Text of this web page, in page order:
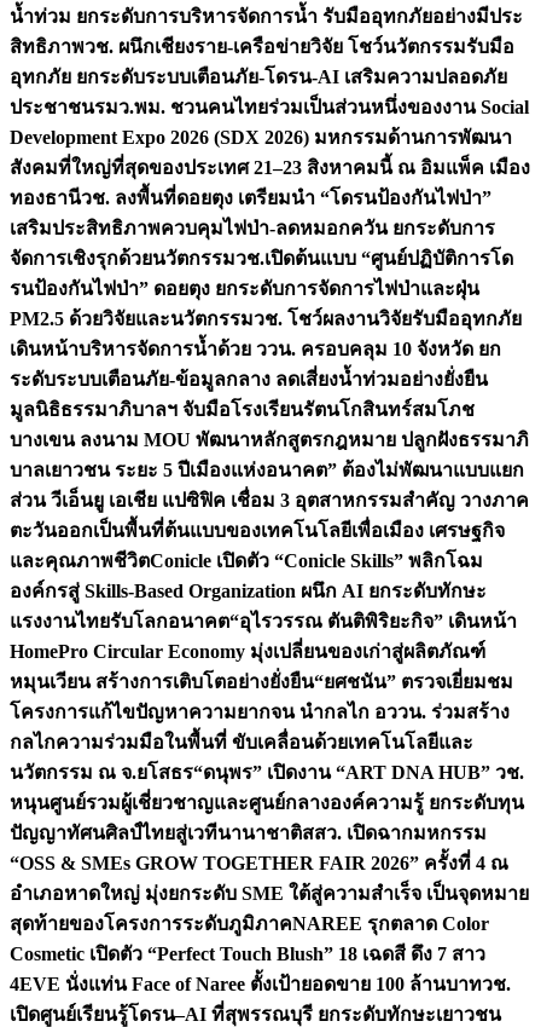
น้ำท่วม ยกระดับการบริหารจัดการน้ำ รับมืออุทกภัยอย่างมีประ
สิทธิภาพวช. ผนึกเชียงราย-เครือข่ายวิจัย โชว์นวัตกรรมรับมือ
อุทกภัย ยกระดับระบบเตือนภัย-โดรน-AI เสริมความปลอดภัย
ประชาชนรมว.พม. ชวนคนไทยร่วมเป็นส่วนหนึ่งของงาน Social
Development Expo 2026 (SDX 2026) มหกรรมด้านการพัฒนา
สังคมที่ใหญ่ที่สุดของประเทศ 21–23 สิงหาคมนี้ ณ อิมแพ็ค เมือง
ทองธานีวช. ลงพื้นที่ดอยตุง เตรียมนำ “โดรนป้องกันไฟป่า”
เสริมประสิทธิภาพควบคุมไฟป่า-ลดหมอกควัน ยกระดับการ
จัดการเชิงรุกด้วยนวัตกรรมวช.เปิดต้นแบบ “ศูนย์ปฏิบัติการโด
รนป้องกันไฟป่า” ดอยตุง ยกระดับการจัดการไฟป่าและฝุ่น
PM2.5 ด้วยวิจัยและนวัตกรรมวช. โชว์ผลงานวิจัยรับมืออุทกภัย
เดินหน้าบริหารจัดการน้ำด้วย ววน. ครอบคลุม 10 จังหวัด ยก
ระดับระบบเตือนภัย-ข้อมูลกลาง ลดเสี่ยงน้ำท่วมอย่างยั่งยืน
มูลนิธิธรรมาภิบาลฯ จับมือโรงเรียนรัตนโกสินทร์สมโภช
บางเขน ลงนาม MOU พัฒนาหลักสูตรกฎหมาย ปลูกฝังธรรมาภิ
บาลเยาวชน ระยะ 5 ปีเมืองแห่งอนาคต” ต้องไม่พัฒนาแบบแยก
ส่วน วีเอ็นยู เอเชีย แปซิฟิค เชื่อม 3 อุตสาหกรรมสำคัญ วางภาค
ตะวันออกเป็นพื้นที่ต้นแบบของเทคโนโลยีเพื่อเมือง เศรษฐกิจ
และคุณภาพชีวิตConicle เปิดตัว “Conicle Skills” พลิกโฉม
องค์กรสู่ Skills-Based Organization ผนึก AI ยกระดับทักษะ
แรงงานไทยรับโลกอนาคต“อุไรวรรณ ตันติพิริยะกิจ” เดินหน้า
HomePro Circular Economy มุ่งเปลี่ยนของเก่าสู่ผลิตภัณฑ์
หมุนเวียน สร้างการเติบโตอย่างยั่งยืน“ยศชนัน” ตรวจเยี่ยมชม
โครงการแก้ไขปัญหาความยากจน นำกลไก อววน. ร่วมสร้าง
กลไกความร่วมมือในพื้นที่ ขับเคลื่อนด้วยเทคโนโลยีและ
นวัตกรรม ณ จ.ยโสธร“ดนุพร” เปิดงาน “ART DNA HUB” วช.
หนุนศูนย์รวมผู้เชี่ยวชาญและศูนย์กลางองค์ความรู้ ยกระดับทุน
ปัญญาทัศนศิลป์ไทยสู่เวทีนานาชาติสสว. เปิดฉากมหกรรม
“OSS & SMEs GROW TOGETHER FAIR 2026” ครั้งที่ 4 ณ
อำเภอหาดใหญ่ มุ่งยกระดับ SME ใต้สู่ความสำเร็จ เป็นจุดหมาย
สุดท้ายของโครงการระดับภูมิภาคNAREE รุกตลาด Color
Cosmetic เปิดตัว “Perfect Touch Blush” 18 เฉดสี ดึง 7 สาว
4EVE นั่งแท่น Face of Naree ตั้งเป้ายอดขาย 100 ล้านบาทวช.
เปิดศูนย์เรียนรู้โดรน–AI ที่สุพรรณบุรี ยกระดับทักษะเยาวชน